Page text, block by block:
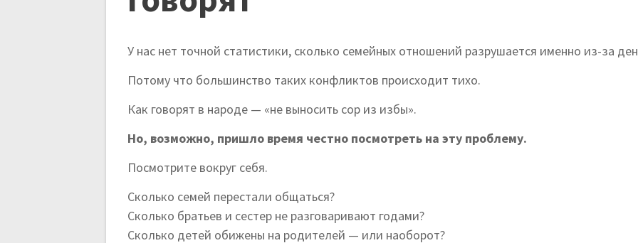
У нас нет точной статистики, сколько семейных отношений разрушается именно из-за
Потому что большинство таких конфликтов происходит тихо.
Как говорят в народе — «не выносить сор из избы».
Но, возможно, пришло время честно посмотреть на эту проблему.
Посмотрите вокруг себя.
Сколько семей перестали общаться?
Сколько братьев и сестер не разговаривают годами?
Сколько детей обижены на родителей — или наоборот?